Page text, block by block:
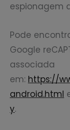
espionagem
Pode
Google
associada
em: https://
android.html
y.